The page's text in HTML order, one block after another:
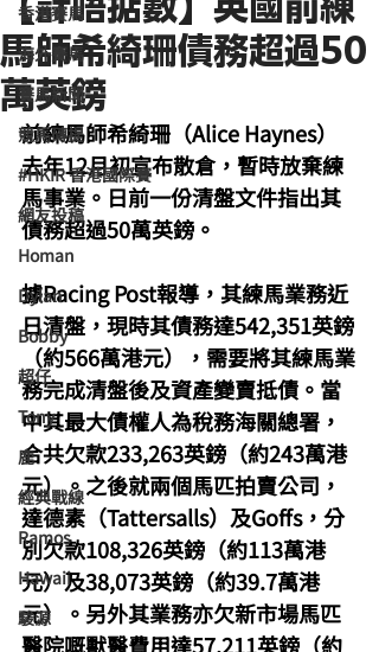
香港賽馬
海外賽馬
賽馬新聞
競馬磚提
#HKIR 香港國際賽
網友投稿
Homan
Dylan
Bobby
超仔
Tony
鹿
經典戰線
Ramos
Hawaii
駿源
【計唔掂數】英國前練
馬師希綺珊債務超過50
萬英鎊
前練馬師希綺珊（Alice Haynes）
去年12月初宣布散倉，暫時放棄練
馬事業。日前一份清盤文件指出其
債務超過50萬英鎊。
據Racing Post報導，其練馬業務近
日清盤，現時其債務達542,351英鎊
（約566萬港元），需要將其練馬業
務完成清盤後及資產變賣抵債。當
中其最大債權人為稅務海關總署，
合共欠款233,263英鎊（約243萬港
元）。之後就兩個馬匹拍賣公司，
達德素（Tattersalls）及Goffs，分
別欠款108,326英鎊（約113萬港
元）及38,073英鎊（約39.7萬港
元）。另外其業務亦欠新市場馬匹
醫院嘅獸醫費用達57,211英鎊（約